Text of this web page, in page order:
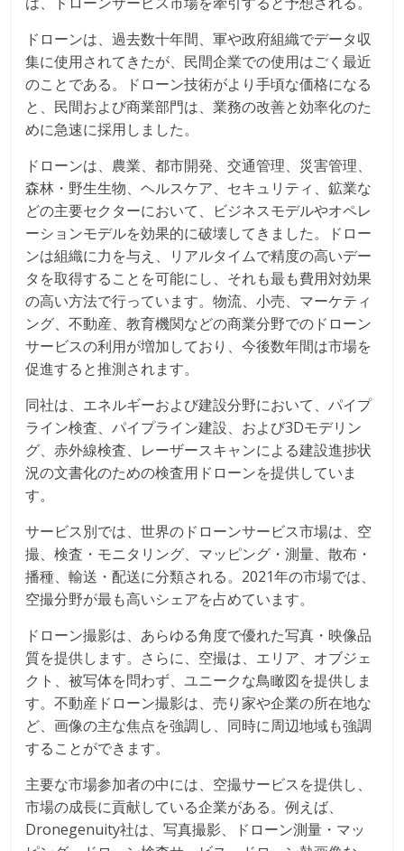
ドローンは、過去数十年間、軍や政府組織でデータ収
集に使用されてきたが、民間企業での使用はごく最近
のことである。ドローン技術がより手頃な価格になる
と、民間および商業部門は、業務の改善と効率化のた
めに急速に採用しました。
ドローンは、農業、都市開発、交通管理、災害管理、
森林・野生生物、ヘルスケア、セキュリティ、鉱業な
どの主要セクターにおいて、ビジネスモデルやオペレ
ーションモデルを効果的に破壊してきました。ドロー
ンは組織に力を与え、リアルタイムで精度の高いデー
タを取得することを可能にし、それも最も費用対効果
の高い方法で行っています。物流、小売、マーケティ
ング、不動産、教育機関などの商業分野でのドローン
サービスの利用が増加しており、今後数年間は市場を
促進すると推測されます。
同社は、エネルギーおよび建設分野において、パイプ
ライン検査、パイプライン建設、および3Dモデリン
グ、赤外線検査、レーザースキャンによる建設進捗状
況の文書化のための検査用ドローンを提供していま
す。
サービス別では、世界のドローンサービス市場は、空
撮、検査・モニタリング、マッピング・測量、散布・
播種、輸送・配送に分類される。2021年の市場では、
空撮分野が最も高いシェアを占めています。
ドローン撮影は、あらゆる角度で優れた写真・映像品
質を提供します。さらに、空撮は、エリア、オブジェ
クト、被写体を問わず、ユニークな鳥瞰図を提供しま
す。不動産ドローン撮影は、売り家や企業の所在地な
ど、画像の主な焦点を強調し、同時に周辺地域も強調
することができます。
主要な市場参加者の中には、空撮サービスを提供し、
市場の成長に貢献している企業がある。例えば、
Dronegenuity社は、写真撮影、ドローン測量・マッ